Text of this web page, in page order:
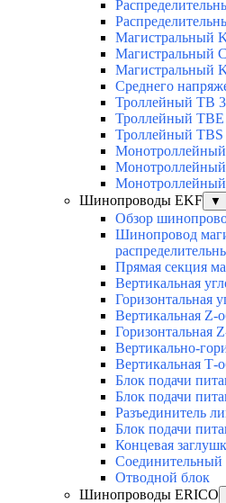
Магистральный
Магистральный
Магистральный
Среднего
Троллейный TB
Троллейный TBE
Троллейный TBS
Шинопроводы EKF
▼
Обзор
Шинопровод
Прямая секция
Вертикальная
Горизонтальная
Вертикальная Z-
Горизонтальная
Вертикально-
Вертикальная Т-
Блок подачи
Блок подачи
Разъединитель
Блок подачи
Концевая
Соединительный
Отводной блок
Шинопроводы ERICO